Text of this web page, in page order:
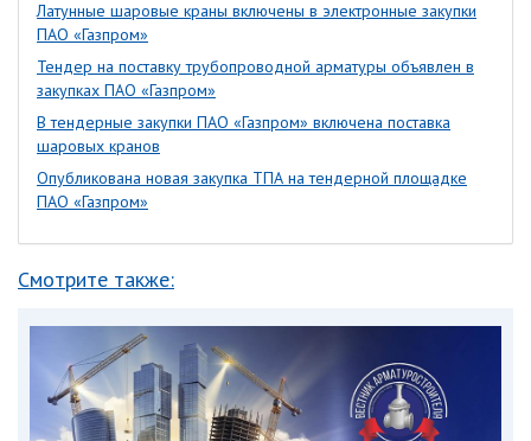
Латунные шаровые краны включены в электронные закупки
ПАО «Газпром»
Тендер на поставку трубопроводной арматуры объявлен в
закупках ПАО «Газпром»
В тендерные закупки ПАО «Газпром» включена поставка
шаровых кранов
Опубликована новая закупка ТПА на тендерной площадке
ПАО «Газпром»
Смотрите также: